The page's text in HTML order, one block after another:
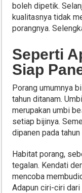
boleh dipetik.
kualitasnya tidak
porangnya.
Seperti
Siap
Porang umumnya
tahun ditanam.
merupakan umbi
setiap bijinya.
dipanen pada
Habitat porang,
tegalan. Kendati
mencoba
Adapun ciri-ciri